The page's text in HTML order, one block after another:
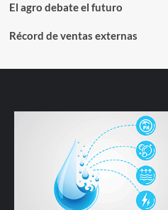
El agro debate el futuro
Récord de ventas externas